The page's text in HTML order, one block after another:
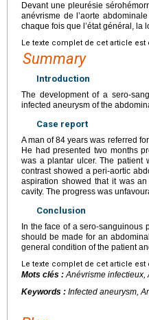
Devant une pleurésie
anévrisme de l’aorte
chaque fois que l’état général, la
Le texte complet de cet article est
Summary
Introduction
The development of a sero-
infected aneurysm of the
Case report
A man of 84 years was referred
He had presented two months
was a plantar ulcer. The patient
contrast showed a peri-aortic
aspiration showed that it was
cavity. The progress was
Conclusion
In the face of a sero-sanguinous
should be made for an
general condition of the patient
Le texte complet de cet article est
Mots clés :Anévrisme infectieux,
Keywords : Infected aneurysm,